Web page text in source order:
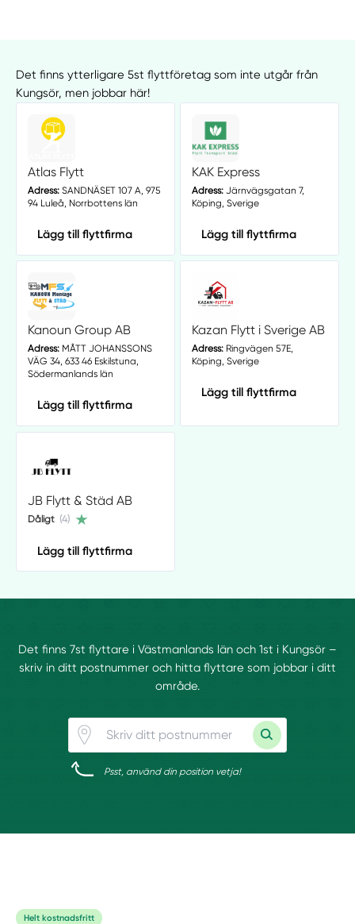
Det finns ytterligare 5st flyttföretag som inte utgår från
Kungsör, men jobbar här!
Atlas Flytt
Adress:SANDNÄSET 107 A, 975
94 Luleå, Norrbottens län
Lägg till flyttfirma
KAK Express
Adress:Järnvägsgatan 7,
Köping, Sverige
Lägg till flyttfirma
Kanoun Group AB
Adress:MÅTT JOHANSSONS
VÄG 34, 633 46 Eskilstuna,
Södermanlands län
Lägg till flyttfirma
Kazan Flytt i Sverige AB
Adress:Ringvägen 57E,
Köping, Sverige
Lägg till flyttfirma
JB Flytt & Städ AB
Dåligt (4)
Lägg till flyttfirma
Det finns 7st flyttare i Västmanlands län och 1st i Kungsör –
skriv in ditt postnummer och hitta flyttare som jobbar i ditt
område.
Psst, använd din position vetja!
Helt kostnadsfritt